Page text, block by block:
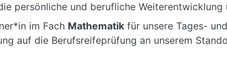
persönliche und berufliche Weiterentwicklung
im Fach Mathematik für unsere Tages-
auf die Berufsreifeprüfung an unserem